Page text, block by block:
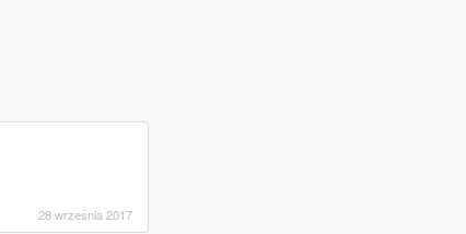
28 września 2017